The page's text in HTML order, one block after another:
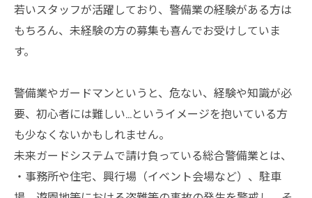
若いスタッフが活躍しており、警備業の経験がある方は
もちろん、未経験の方の募集も喜んでお受けしていま
す。
警備業やガードマンというと、危ない、経験や知識が必
要、初心者には難しい…というイメージを抱いている方
も少なくないかもしれません。
未来ガードシステムで請け負っている総合警備業とは、
・事務所や住宅、興行場（イベント会場など）、駐車